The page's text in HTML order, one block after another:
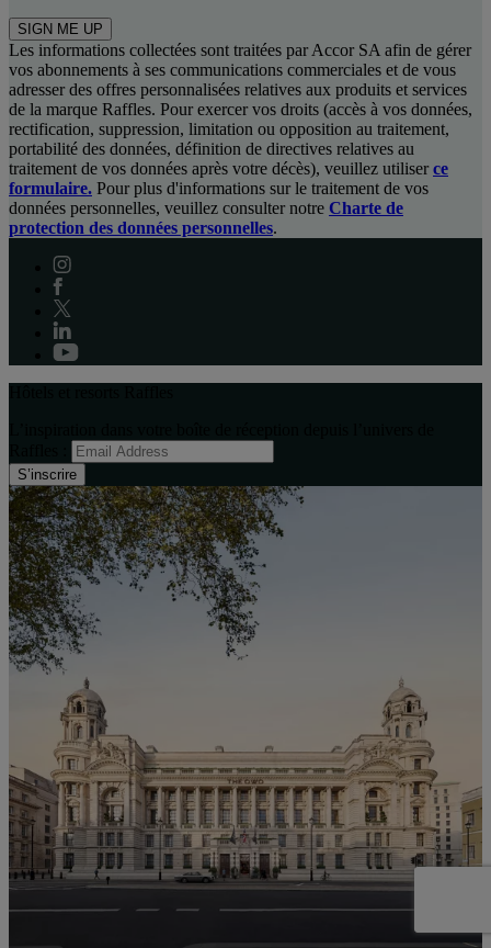
SIGN ME UP
Les informations collectées sont traitées par Accor SA afin de gérer
vos abonnements à ses communications commerciales et de vous
adresser des offres personnalisées relatives aux produits et services
de la marque Raffles. Pour exercer vos droits (accès à vos données,
rectification, suppression, limitation ou opposition au traitement,
portabilité des données, définition de directives relatives au
traitement de vos données après votre décès), veuillez utiliser ce
formulaire. Pour plus d'informations sur le traitement de vos
données personnelles, veuillez consulter notre Charte de
protection des données personnelles.
S’inscrire